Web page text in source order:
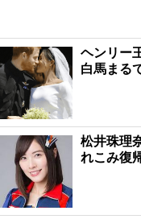
ヘンリー
白馬まる
松井珠理
れこみ復